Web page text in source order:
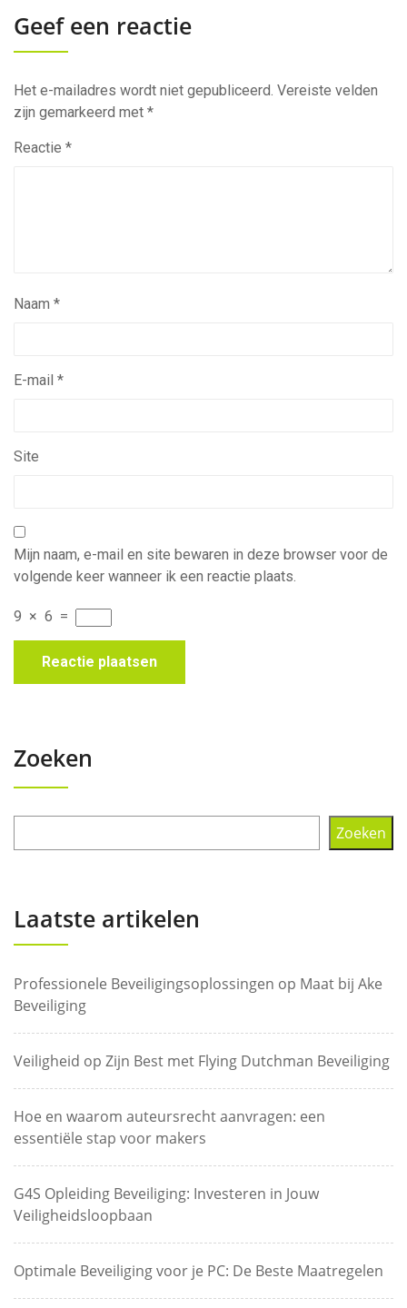
Geef een reactie
Het e-mailadres wordt niet gepubliceerd. Vereiste velden
zijn gemarkeerd met *
Reactie *
Naam *
E-mail *
Site
Mijn naam, e-mail en site bewaren in deze browser voor de
volgende keer wanneer ik een reactie plaats.
9 × 6 =
Zoeken
Zoeken
Laatste artikelen
Professionele Beveiligingsoplossingen op Maat bij Ake
Beveiliging
Veiligheid op Zijn Best met Flying Dutchman Beveiliging
Hoe en waarom auteursrecht aanvragen: een
essentiële stap voor makers
G4S Opleiding Beveiliging: Investeren in Jouw
Veiligheidsloopbaan
Optimale Beveiliging voor je PC: De Beste Maatregelen